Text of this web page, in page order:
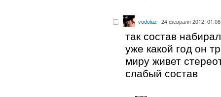
vodolaz 24 февраля 2012, 01:08
так состав
уже какой год он
миру живет
слабый состав